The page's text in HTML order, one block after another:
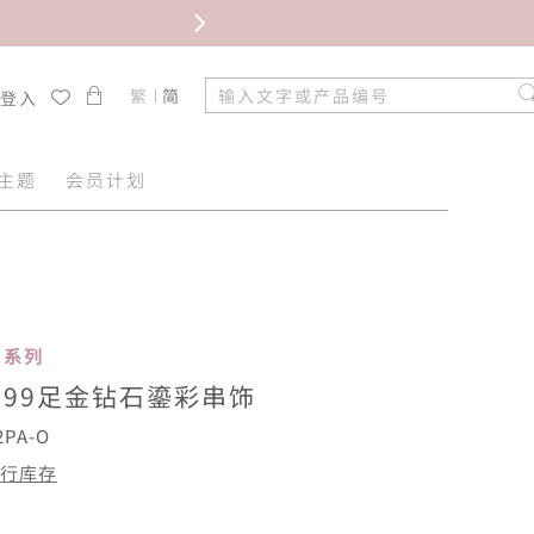
入 繁 简
题 会员计划
列
足金钻石鎏彩串饰
O
库存